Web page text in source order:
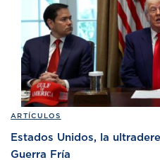
ARTÍCULOS
Estados Unidos, la
Guerra Fría